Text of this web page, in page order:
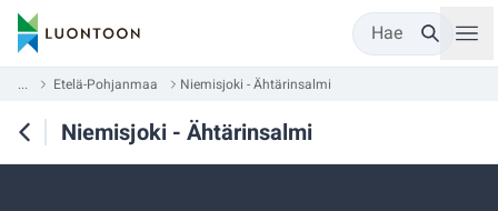
Hae
... Etelä-Pohjanmaa Niemisjoki - Ähtärinsalmi
Niemisjoki - Ähtärinsalmi